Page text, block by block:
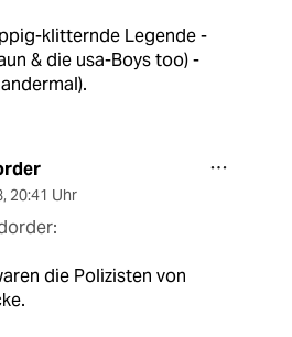
klitternde Legende -
& die usa-Boys too) -
, 20:41 Uhr
die Polizisten von